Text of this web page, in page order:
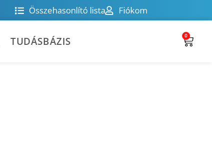
Összehasonlító lista Fiókom
TUDÁSBÁZIS 0